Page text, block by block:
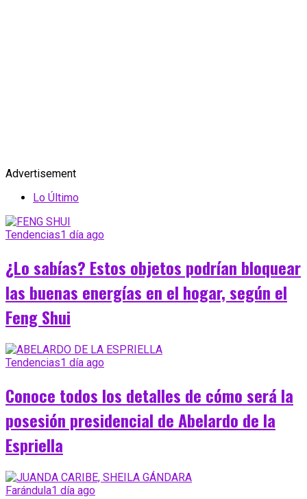
Advertisement
Lo Último
Tendencias1 día ago
¿Lo sabías? Estos objetos podrían bloquear
las buenas energías en el hogar, según el
Feng Shui
Tendencias1 día ago
Conoce todos los detalles de cómo será la
posesión presidencial de Abelardo de la
Espriella
Farándula1 día ago